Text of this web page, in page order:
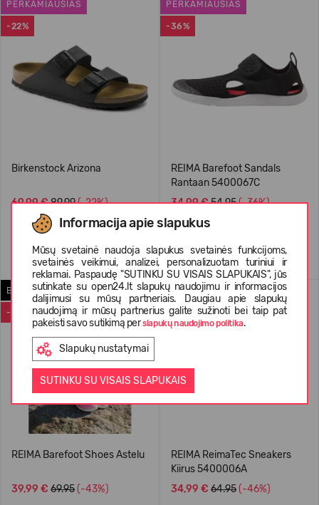
Informacija apie slapukus
Mūsų svetainė naudoja slapukus svetainės funkcijoms,
svetainės veikimui, analizei, personalizuotam turiniui ir
reklamai. Paspaudę "SUTINKU SU VISAIS SLAPUKAIS", jūs
sutinkate su open24.lt slapukų naudojimu ir informacijos
dalijimusi su mūsų partneriais. Daugiau apie slapukų
naudojimą ir mūsų partnerius galite sužinoti bei taip pat
pakeisti savo sutikimą perslapukų naudojimo politika.
Slapukų nustatymai
SUTINKU SU VISAIS SLAPUKAIS
-22%
PERKAMIAUSIAS
Birkenstock Arizona
69,99 €89.99(-22%)
-36%
PERKAMIAUSIAS
REIMA Barefoot Sandals
Rantaan 5400067C
34,99 €54.95(-36%)
+2
-43%
BAREFOOT
REIMA Barefoot Shoes Astelu
39,99 € 69.95 (-43%)
-46%
REIMATEC MEDŽIAGA
REIMA ReimaTec Sneakers
Kiirus 5400006A
34,99 € 64.95 (-46%)